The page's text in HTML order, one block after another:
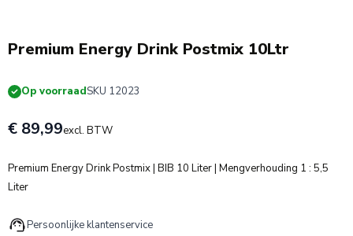
Premium Energy Drink Postmix 10Ltr
Op voorraadSKU 12023
€ 89,99excl. BTW
Premium Energy Drink Postmix | BIB 10 Liter | Mengverhouding 1 : 5,5
Liter
Persoonlijke klantenservice